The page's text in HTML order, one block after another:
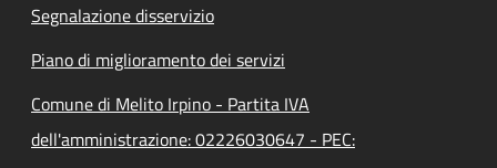
Segnalazione disservizio
Piano di miglioramento dei servizi
Comune di Melito Irpino - Partita IVA
dell'amministrazione: 02226030647 - PEC: